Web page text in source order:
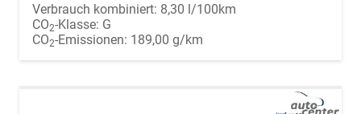
Verbrauch kombiniert: 8,30 l/100km
CO2-Klasse: G
CO2-Emissionen: 189,00 g/km